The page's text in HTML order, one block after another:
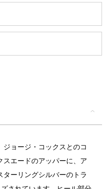
ョージ・コックスとのコ
スエードのアッパーに、ア
ーリングシルバーのトラ